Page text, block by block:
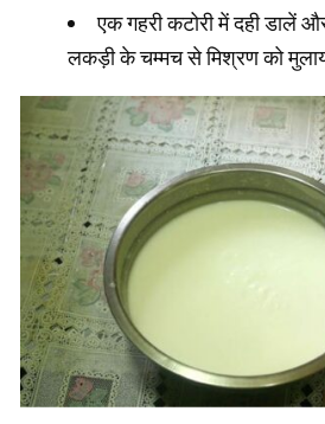
एक गहरी कटोरी में दही डालें
लकड़ी के चम्मच से मिश्रण को